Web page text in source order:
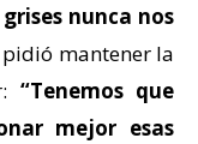
nunca nos
pidió mantener la
“Tenemos que
mejor esas